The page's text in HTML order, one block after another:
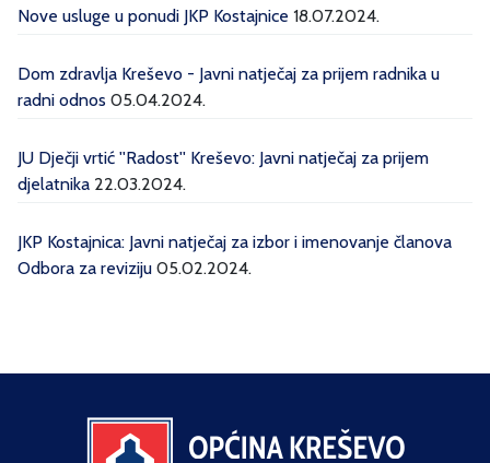
Nove usluge u ponudi JKP Kostajnice 18.07.2024.
Dom zdravlja Kreševo - Javni natječaj za prijem radnika u
radni odnos 05.04.2024.
JU Dječji vrtić ''Radost'' Kreševo: Javni natječaj za prijem
djelatnika 22.03.2024.
JKP Kostajnica: Javni natječaj za izbor i imenovanje članova
Odbora za reviziju 05.02.2024.